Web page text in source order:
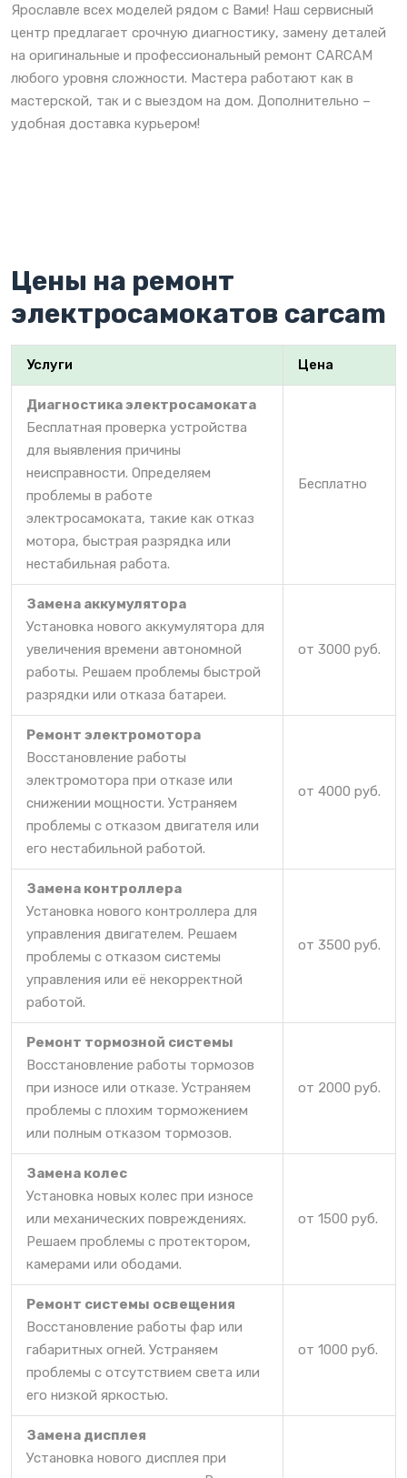
Ярославле всех моделей рядом с Вами! Наш сервисный
центр предлагает срочную диагностику, замену деталей
на оригинальные и профессиональный ремонт CARCAM
любого уровня сложности. Мастера работают как в
мастерской, так и с выездом на дом. Дополнительно –
удобная доставка курьером!
Цены на ремонт
электросамокатов carcam
Услуги Цена
Диагностика электросамоката
Бесплатная проверка устройства
для выявления причины
неисправности. Определяем
проблемы в работе
электросамоката, такие как отказ
мотора, быстрая разрядка или
нестабильная работа.
Бесплатно
Замена аккумулятора
Установка нового аккумулятора для
увеличения времени автономной
работы. Решаем проблемы быстрой
разрядки или отказа батареи.
от 3000 руб.
Ремонт электромотора
Восстановление работы
электромотора при отказе или
снижении мощности. Устраняем
проблемы с отказом двигателя или
его нестабильной работой.
от 4000 руб.
Замена контроллера
Установка нового контроллера для
управления двигателем. Решаем
проблемы с отказом системы
управления или её некорректной
работой.
от 3500 руб.
Ремонт тормозной системы
Восстановление работы тормозов
при износе или отказе. Устраняем
проблемы с плохим торможением
или полным отказом тормозов.
от 2000 руб.
Замена колес
Установка новых колес при износе
или механических повреждениях.
Решаем проблемы с протектором,
камерами или ободами.
от 1500 руб.
Ремонт системы освещения
Восстановление работы фар или
габаритных огней. Устраняем
проблемы с отсутствием света или
его низкой яркостью.
от 1000 руб.
Замена дисплея
Установка нового дисплея при